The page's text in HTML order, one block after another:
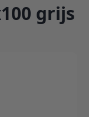
grijs